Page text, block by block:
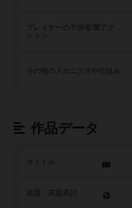
プレイヤーの干渉/影響アク
その他のメカニクスや仕組み
作品データ
タイトル